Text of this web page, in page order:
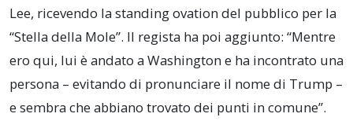
Lee, ricevendo la standing ovation del pubblico per la
“Stella della Mole”. Il regista ha poi aggiunto: “Mentre
ero qui, lui è andato a Washington e ha incontrato una
persona – evitando di pronunciare il nome di Trump –
e sembra che abbiano trovato dei punti in comune”.